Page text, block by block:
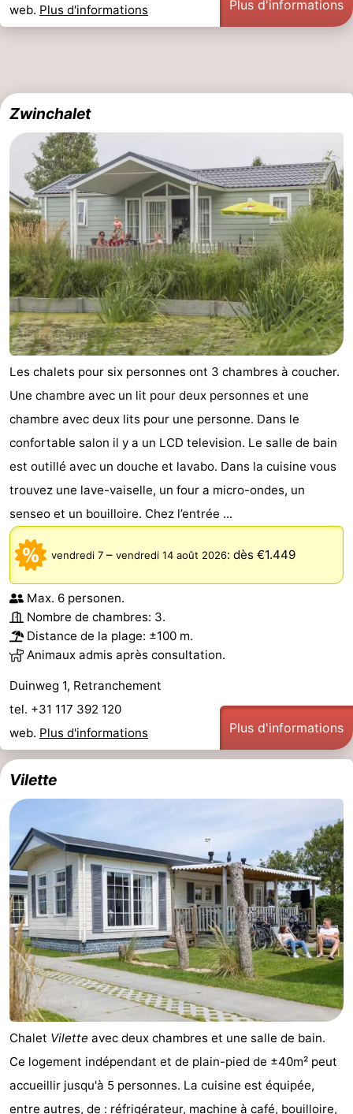
web. Plus d'informations Plus d'informations
Zwinchalet
Les chalets pour six personnes ont 3 chambres à coucher.
Une chambre avec un lit pour deux personnes et une
chambre avec deux lits pour une personne. Dans le
confortable salon il y a un LCD television. Le salle de bain
est outillé avec un douche et lavabo. Dans la cuisine vous
trouvez une lave-vaiselle, un four a micro-ondes, un
senseo et un bouilloire. Chez l’entrée ...
vendredi 7 – vendredi 14 août 2026: dès €1.449
Max. 6 personen.
Nombre de chambres: 3.
Distance de la plage: ±100 m.
Animaux admis après consultation.
Duinweg 1, Retranchement
tel. +31 117 392 120
web. Plus d'informations Plus d'informations
Vilette
Chalet Vilette avec deux chambres et une salle de bain.
Ce logement indépendant et de plain-pied de ±40m² peut
accueillir jusqu'à 5 personnes. La cuisine est équipée,
entre autres, de : réfrigérateur, machine à café, bouilloire,